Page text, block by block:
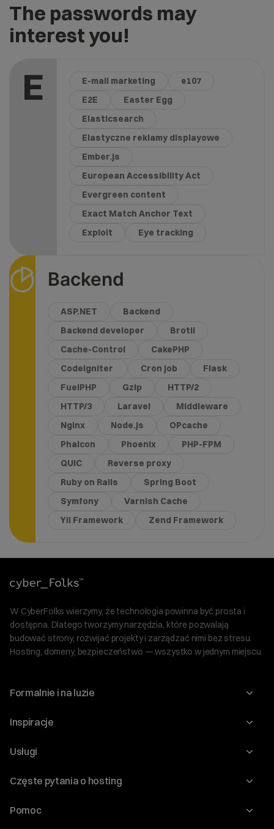
The passwords may
interest you!
E E-mail marketing
e107
E2E
Easter Egg
Elasticsearch
Elastyczne reklamy displayowe
Ember.js
European Accessibility Act
Evergreen content
Exact Match Anchor Text
Exploit
Eye tracking
Backend
ASP.NET
Backend
Backend developer
Brotli
Cache-Control
CakePHP
CodeIgniter
Cron job
Flask
FuelPHP
Gzip
HTTP/2
HTTP/3
Laravel
Middleware
Nginx
Node.js
OPcache
Phalcon
Phoenix
PHP-FPM
QUIC
Reverse proxy
Ruby on Rails
Spring Boot
Symfony
Varnish Cache
Yii Framework
Zend Framework
W CyberFolks wierzymy, że technologia powinna być prosta i
dostępna. Dlatego tworzymy narzędzia, które pozwalają
budować strony, rozwijać projekty i zarządzać nimi bez stresu.
Hosting, domeny, bezpieczeństwo — wszystko w jednym miejscu.
Formalnie i na luzie
O nas
Program Korzyści dla Inwestorów
Regulaminy i specyfikacje
Inspiracje
Blog
WordPress
Audyt stron
Usługi
Domeny
Częste pytania o hosting
Jak przenieść stronę?
Pomoc